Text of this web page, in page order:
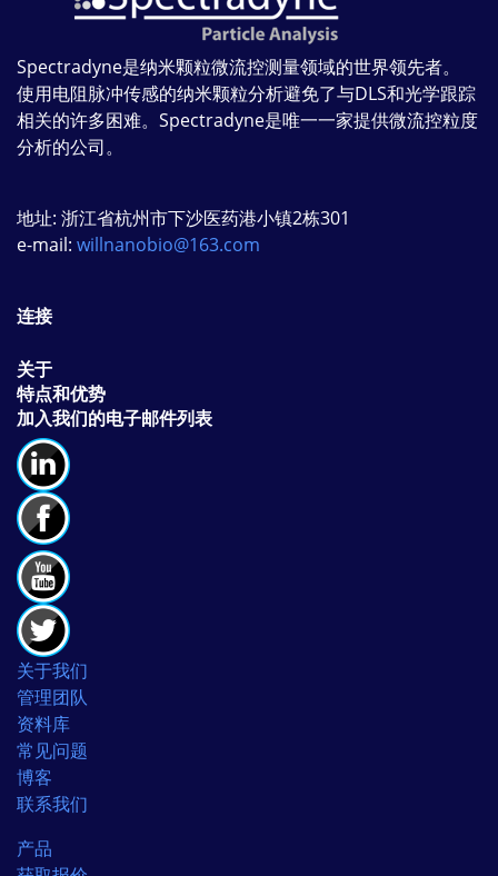
Spectradyne是纳米颗粒微流控测量领域的世界领先者。
使用电阻脉冲传感的纳米颗粒分析避免了与DLS和光学跟踪
相关的许多困难。Spectradyne是唯一一家提供微流控粒度
分析的公司。
地址: 浙江省杭州市下沙医药港小镇2栋301
e-mail: willnanobio@163.com
连接
关于
特点和优势
加入我们的电子邮件列表
关于我们
管理团队
资料库
常见问题
博客
联系我们
产品